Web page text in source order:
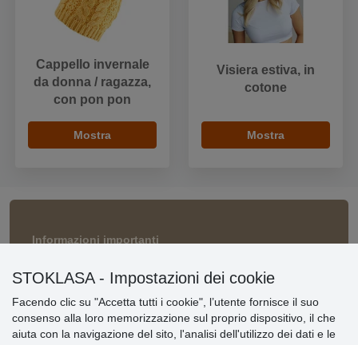
Cappello invernale
da donna / ragazza,
con pon pon
Mostra
Visiera estiva, in
cotone
Mostra
Informazioni importanti
» Termini & Condizioni
» Informativa sulla Privacy
» Consegna e pagamento
» Garanzia e resi
STOKLASA - Impostazioni dei cookie
Facendo clic su "Accetta tutti i cookie", l’utente fornisce il suo
consenso alla loro memorizzazione sul proprio dispositivo, il che
aiuta con la navigazione del sito, l'analisi dell'utilizzo dei dati e le